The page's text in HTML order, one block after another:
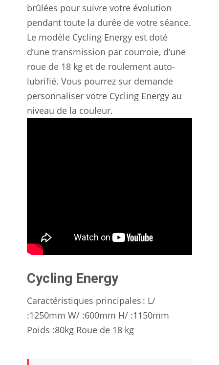
brûlées pour suivre votre évolution
pendant toute la durée de votre séance.
Le modèle Cycling Energy est doté
d’une transmission par courroie, d’une
roue de 18 kg et de roulement auto-
lubrifié. Vous pourrez sur demande
personnaliser votre Cycling Energy au
niveau de la couleur.
Cycling Energy
Caractéristiques principales : L/
:1250mm W/ :600mm H/ :1150mm
Poids :80kg Roue de 18 kg